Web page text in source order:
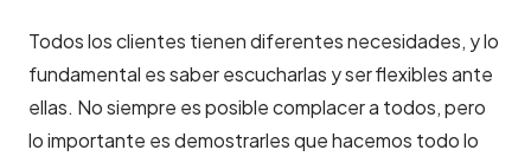
Todos los clientes tienen diferentes necesidades, y lo
fundamental es saber escucharlas y ser flexibles ante
ellas. No siempre es posible complacer a todos, pero
lo importante es demostrarles que hacemos todo lo